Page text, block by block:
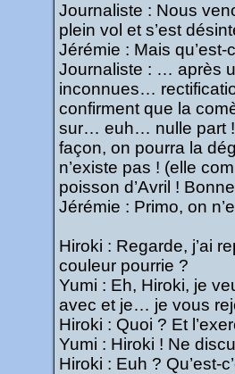
Journaliste : Nous
plein vol et s’est
Jérémie : Mais qu’est-
Journaliste : … après
inconnues…
confirment que la
sur… euh… nulle part !
façon, on pourra la
n’existe pas ! (elle
poisson d’Avril !
Jérémie : Primo, on
Hiroki : Regarde, j’ai
couleur pourrie ?
Yumi : Eh, Hiroki, je
avec et je… je vous
Hiroki : Quoi ? Et
Yumi : Hiroki ! Ne
Hiroki : Euh ? Qu’est-